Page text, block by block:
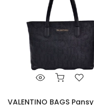
VALENTINO BAGS Pansy